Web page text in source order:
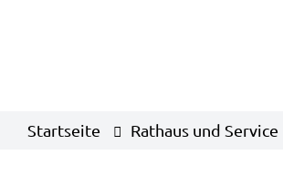
Startseite Rathaus und Service